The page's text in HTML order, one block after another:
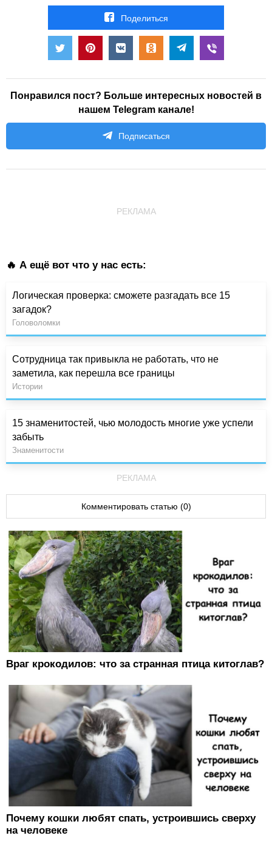
Поделиться
Понравился пост? Больше интересных новостей в
нашем Telegram канале!
Подписаться
РЕКЛАМА
🔥 А ещё вот что у нас есть:
Логическая проверка: сможете разгадать все 15
загадок?
Головоломки
Сотрудница так привыкла не работать, что не
заметила, как перешла все границы
Истории
15 знаменитостей, чью молодость многие уже успели
забыть
Знаменитости
РЕКЛАМА
Комментировать статью (0)
Враг крокодилов: что за странная птица китоглав?
Почему кошки любят спать, устроившись сверху
на человеке